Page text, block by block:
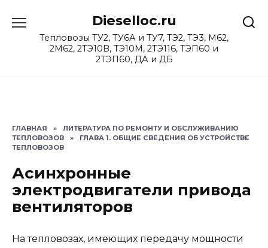
содержанию
Dieselloc.ru
Тепловозы ТУ2, ТУ6А и ТУ7, ТЭ2, ТЭ3, М62,
2М62, 2ТЭ10В, ТЭ10М, 2ТЭ116, ТЭП60 и
2ТЭП60, ДА и ДБ
ГЛАВНАЯ »
ЛИТЕРАТУРА ПО РЕМОНТУ И ОБСЛУЖИВАНИЮ
ТЕПЛОВОЗОВ
»
ГЛАВА 1. ОБЩИЕ СВЕДЕНИЯ ОБ УСТРОЙСТВЕ
ТЕПЛОВОЗОВ
Асинхронные
электродвигатели привода
вентиляторов
На тепловозах, имеющих передачу мощности